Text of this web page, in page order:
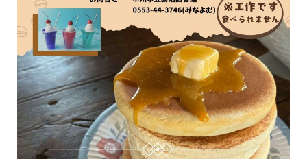
インターネットサービス
蔵書検索・マイページ
としょかん